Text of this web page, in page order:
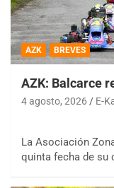
AZK BREVES
AZK: Balcarce
4 agosto, 2026 E-
La Asociación
quinta fecha de su